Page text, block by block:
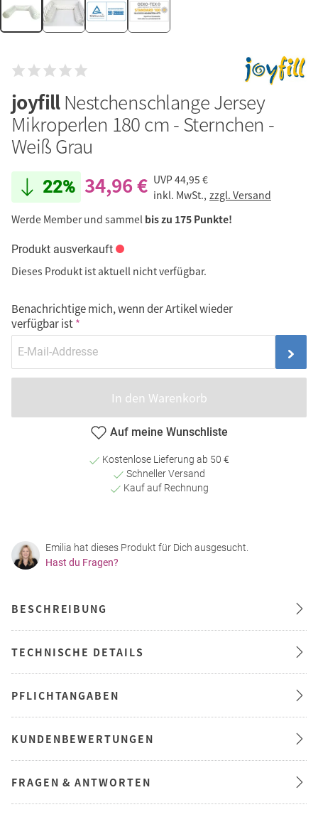
joyfillNestchenschlange Jersey
Mikroperlen 180 cm - Sternchen -
Weiß Grau
22% 34,96 € UVP44,95 €
inkl. MwSt., zzgl. Versand
Werde Member und sammel bis zu 175 Punkte!
Produkt ausverkauft
Dieses Produkt ist aktuell nicht verfügbar.
Benachrichtige mich, wenn der Artikel wieder
verfügbar ist
In den Warenkorb
Auf meine Wunschliste
Kostenlose Lieferung ab 50 €
Schneller Versand
Kauf auf Rechnung
Emilia hat dieses Produkt für Dich ausgesucht.
Hast du Fragen?
BESCHREIBUNG
TECHNISCHE DETAILS
PFLICHTANGABEN
KUNDENBEWERTUNGEN
FRAGEN & ANTWORTEN